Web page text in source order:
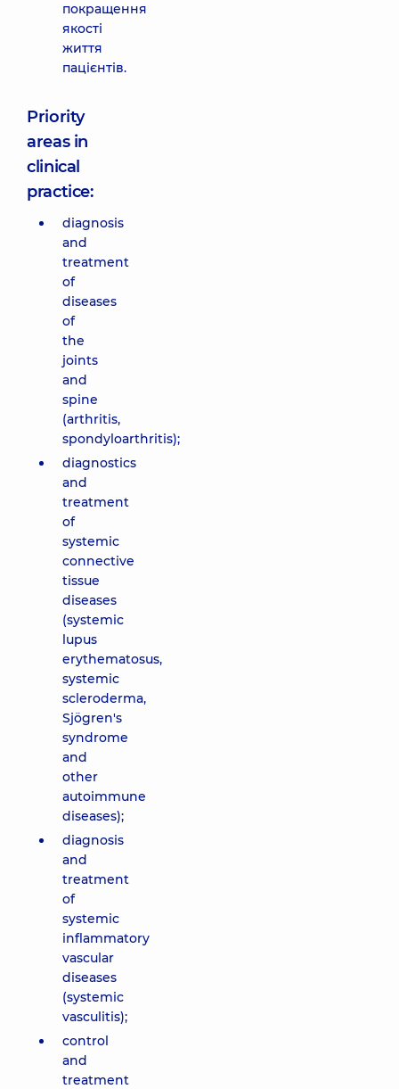
покращення
якості
життя
пацієнтів.
Priority
areas in
clinical
practice:
diagnosis
and
treatment
of
diseases
of
the
joints
and
spine
(arthritis,
spondyloarthritis);
diagnostics
and
treatment
of
systemic
connective
tissue
diseases
(systemic
lupus
erythematosus,
systemic
scleroderma,
Sjögren's
syndrome
and
other
autoimmune
diseases);
diagnosis
and
treatment
of
systemic
inflammatory
vascular
diseases
(systemic
vasculitis);
control
and
treatment